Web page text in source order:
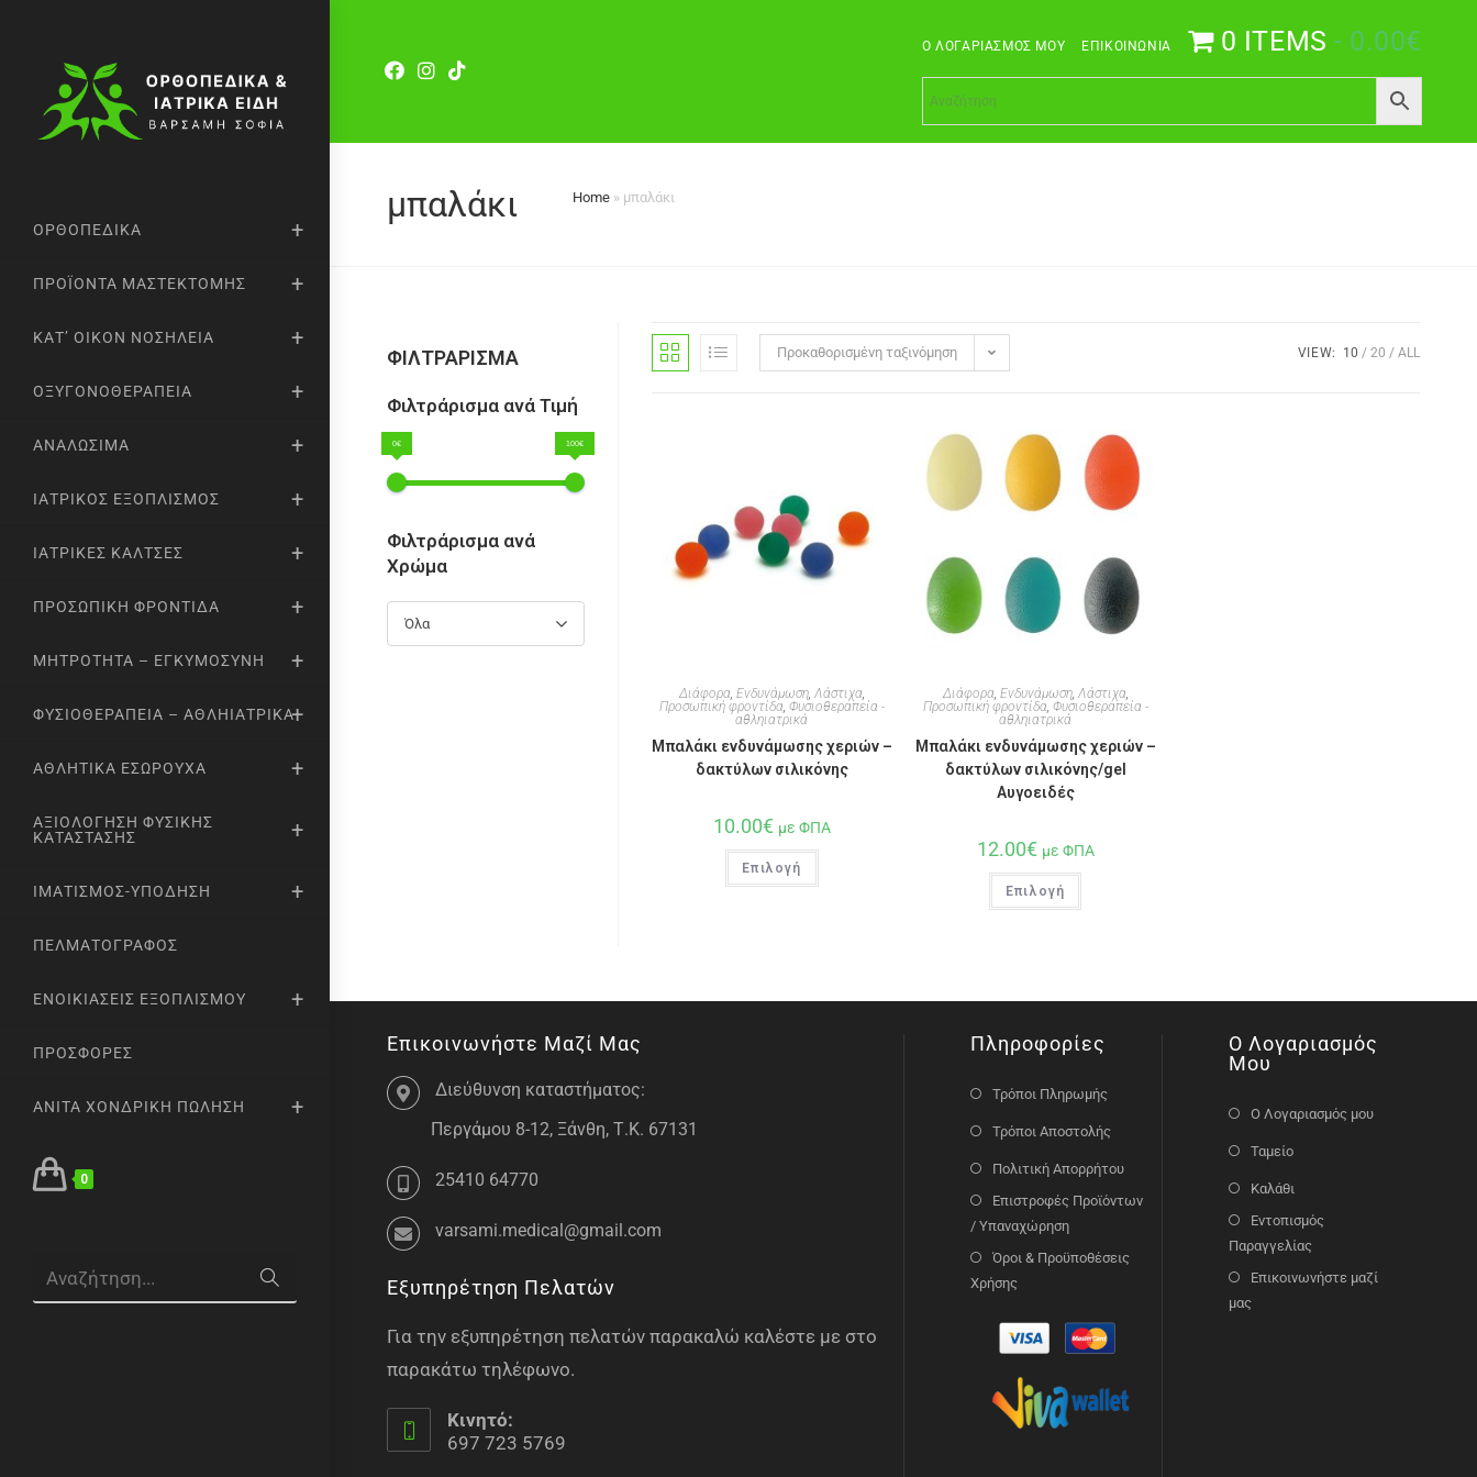
Ο ΛΟΓΑΡΙΑΣΜΌΣ ΜΟΥ ΕΠΙΚΟΙΝΩΝΊΑ 0 ITEMS 0.00€
ΟΡΘΟΠΕΔΙΚΆ
ΠΡΟΪΌΝΤΑ ΜΑΣΤΕΚΤΟΜΉΣ
ΚΑΤ’ ΟΊΚΟΝ ΝΟΣΗΛΕΊΑ
ΟΞΥΓΟΝΟΘΕΡΑΠΕΊΑ
ΑΝΑΛΏΣΙΜΑ
ΙΑΤΡΙΚΌΣ ΕΞΟΠΛΙΣΜΌΣ
ΙΑΤΡΙΚΈΣ ΚΆΛΤΣΕΣ
ΠΡΟΣΩΠΙΚΉ ΦΡΟΝΤΊΔΑ
ΜΗΤΡΌΤΗΤΑ – ΕΓΚΥΜΟΣΎΝΗ
ΦΥΣΙΟΘΕΡΑΠΕΊΑ – ΑΘΛΗΙΑΤΡΙΚΆ
ΑΘΛΗΤΙΚΆ ΕΣΏΡΟΥΧΑ
ΑΞΙΟΛΌΓΗΣΗ ΦΥΣΙΚΉΣ
ΚΑΤΆΣΤΑΣΗΣ
ΙΜΑΤΙΣΜΌΣ-ΥΠΌΔΗΣΗ
ΠΕΛΜΑΤΟΓΡΆΦΟΣ
ΕΝΟΙΚΙΆΣΕΙΣ ΕΞΟΠΛΙΣΜΟΎ
ΠΡΟΣΦΟΡΈΣ
ANITA ΧΟΝΔΡΙΚΉ ΠΏΛΗΣΗ
0
Αναζήτηση...
μπαλάκι Home » μπαλάκι
ΦΙΛΤΡΑΡΙΣΜΑ
Φιλτράρισμα ανά Τιμή
0€ 100€
Φιλτράρισμα ανά
Χρώμα
Όλα
Προκαθορισμένη ταξινόμηση VIEW: 10 20 ALL
Διάφορα, Ενδυνάμωση, Λάστιχα,
Προσωπική φροντίδα, Φυσιοθεραπεία -
αθληιατρικά
Μπαλάκι ενδυνάμωσης χεριών –
δακτύλων σιλικόνης
10.00€ με ΦΠΑ
Επιλογή
Διάφορα, Ενδυνάμωση, Λάστιχα,
Προσωπική φροντίδα, Φυσιοθεραπεία -
αθληιατρικά
Μπαλάκι ενδυνάμωσης χεριών –
δακτύλων σιλικόνης/gel
Αυγοειδές
12.00€ με ΦΠΑ
Επιλογή
Επικοινωνήστε Μαζί Μας
Διεύθυνση καταστήματος:
Περγάμου 8-12, Ξάνθη, Τ.Κ. 67131
25410 64770
varsami.medical@gmail.com
Εξυπηρέτηση Πελατών
Για την εξυπηρέτηση πελατών παρακαλώ καλέστε με στο
παρακάτω τηλέφωνο.
Κινητό:
697 723 5769
Πληροφορίες
Τρόποι Πληρωμής
Τρόποι Αποστολής
Πολιτική Απορρήτου
Επιστροφές Προϊόντων
/ Υπαναχώρηση
Όροι & Προϋποθέσεις
Χρήσης
Ο Λογαριασμός
Μου
Ο Λογαριασμός μου
Ταμείο
Καλάθι
Εντοπισμός
Παραγγελίας
Επικοινωνήστε μαζί
μας